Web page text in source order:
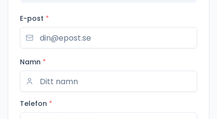
E-post *
Namn *
Telefon *